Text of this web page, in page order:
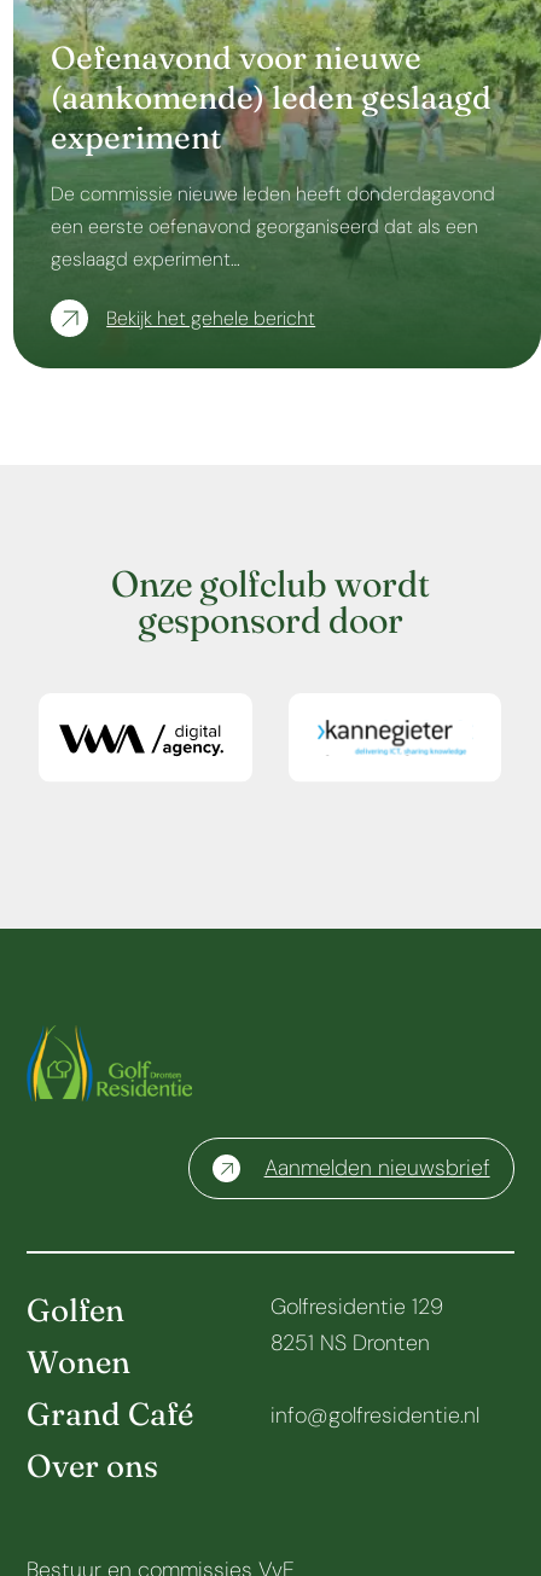
Oefenavond voor nieuwe
(aankomende) leden geslaagd
experiment
De commissie nieuwe leden heeft donderdagavond
een eerste oefenavond georganiseerd dat als een
geslaagd experiment…
Bekijk het gehele bericht
Onze golfclub wordt
gesponsord door
Aanmelden nieuwsbrief
Golfen
Wonen
Grand Café
Over ons
Golfresidentie 129
8251 NS Dronten
info@golfresidentie.nl